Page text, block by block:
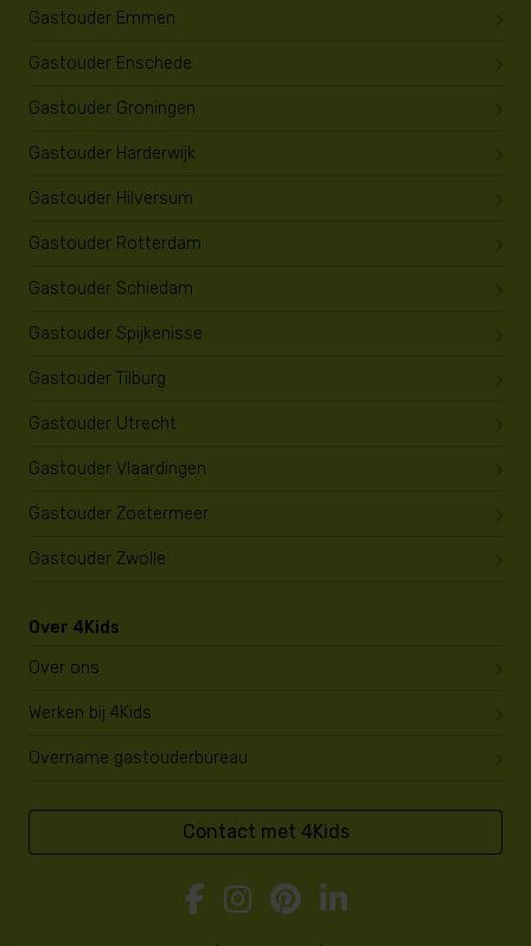
Gastouder Emmen
Gastouder Enschede
Gastouder Groningen
Gastouder Harderwijk
Gastouder Hilversum
Gastouder Rotterdam
Gastouder Schiedam
Gastouder Spijkenisse
Gastouder Tilburg
Gastouder Utrecht
Gastouder Vlaardingen
Gastouder Zoetermeer
Gastouder Zwolle
Over 4Kids
Over ons
Werken bij 4Kids
Overname gastouderbureau
Contact met 4Kids